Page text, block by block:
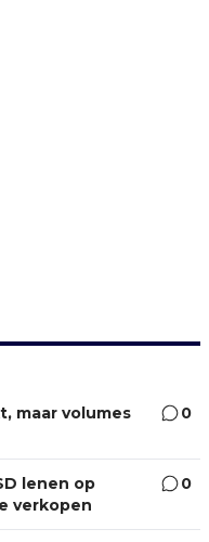
maar volumes
0
lenen op
verkopen
0